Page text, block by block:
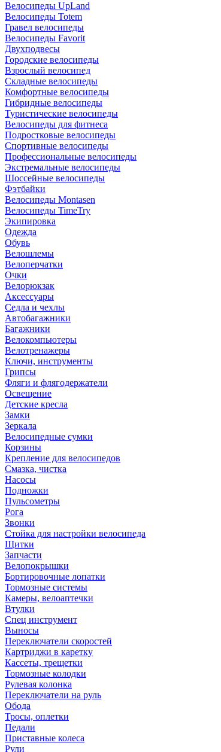
Велосипеды UpLand
Велосипеды Totem
Гравел велосипеды
Велосипеды Favorit
Двухподвесы
Городские велосипеды
Взрослый велосипед
Складные велосипеды
Комфортные велосипеды
Гибридные велосипеды
Туристические велосипеды
Велосипеды для фитнеса
Подростковые велосипеды
Спортивные велосипеды
Профессиональные велосипеды
Экстремальные велосипеды
Шоссейные велосипеды
Фэтбайки
Велосипеды Montasen
Велосипеды TimeTry
Экипировка
Одежда
Обувь
Велошлемы
Велоперчатки
Очки
Велорюкзак
Аксессуары
Седла и чехлы
Автобагажники
Багажники
Велокомпьютеры
Велотренажеры
Ключи, инструменты
Грипсы
Фляги и флягодержатели
Освещение
Детские кресла
Замки
Зеркала
Велосипедные сумки
Корзины
Крепление для велосипедов
Смазка, чистка
Насосы
Подножки
Пульсометры
Рога
Звонки
Стойка для настройки велосипеда
Щитки
Запчасти
Велопокрышки
Бортировочные лопатки
Тормозные системы
Камеры, велоаптечки
Втулки
Спец инструмент
Выносы
Переключатели скоростей
Картриджи в каретку
Кассеты, трещетки
Тормозные колодки
Рулевая колонка
Переключатели на руль
Обода
Тросы, оплетки
Педали
Приставные колеса
Рули